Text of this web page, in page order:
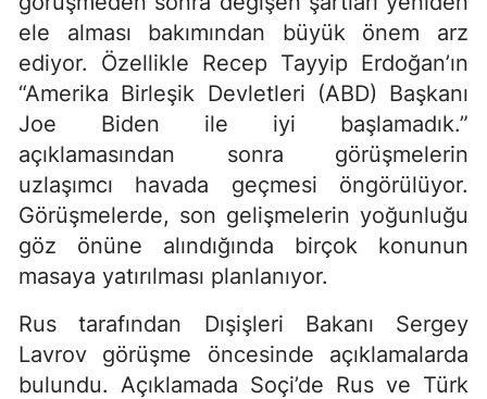
ele alması bakımından büyük önem arz
ediyor. Özellikle Recep Tayyip Erdoğan’ın
“Amerika Birleşik Devletleri (ABD) Başkanı
Joe Biden ile iyi başlamadık.”
açıklamasından sonra görüşmelerin
uzlaşımcı havada geçmesi öngörülüyor.
Görüşmelerde, son gelişmelerin yoğunluğu
göz önüne alındığında birçok konunun
masaya yatırılması planlanıyor.
Rus tarafından Dışişleri Bakanı Sergey
Lavrov görüşme öncesinde açıklamalarda
bulundu. Açıklamada Soçi’de Rus ve Türk